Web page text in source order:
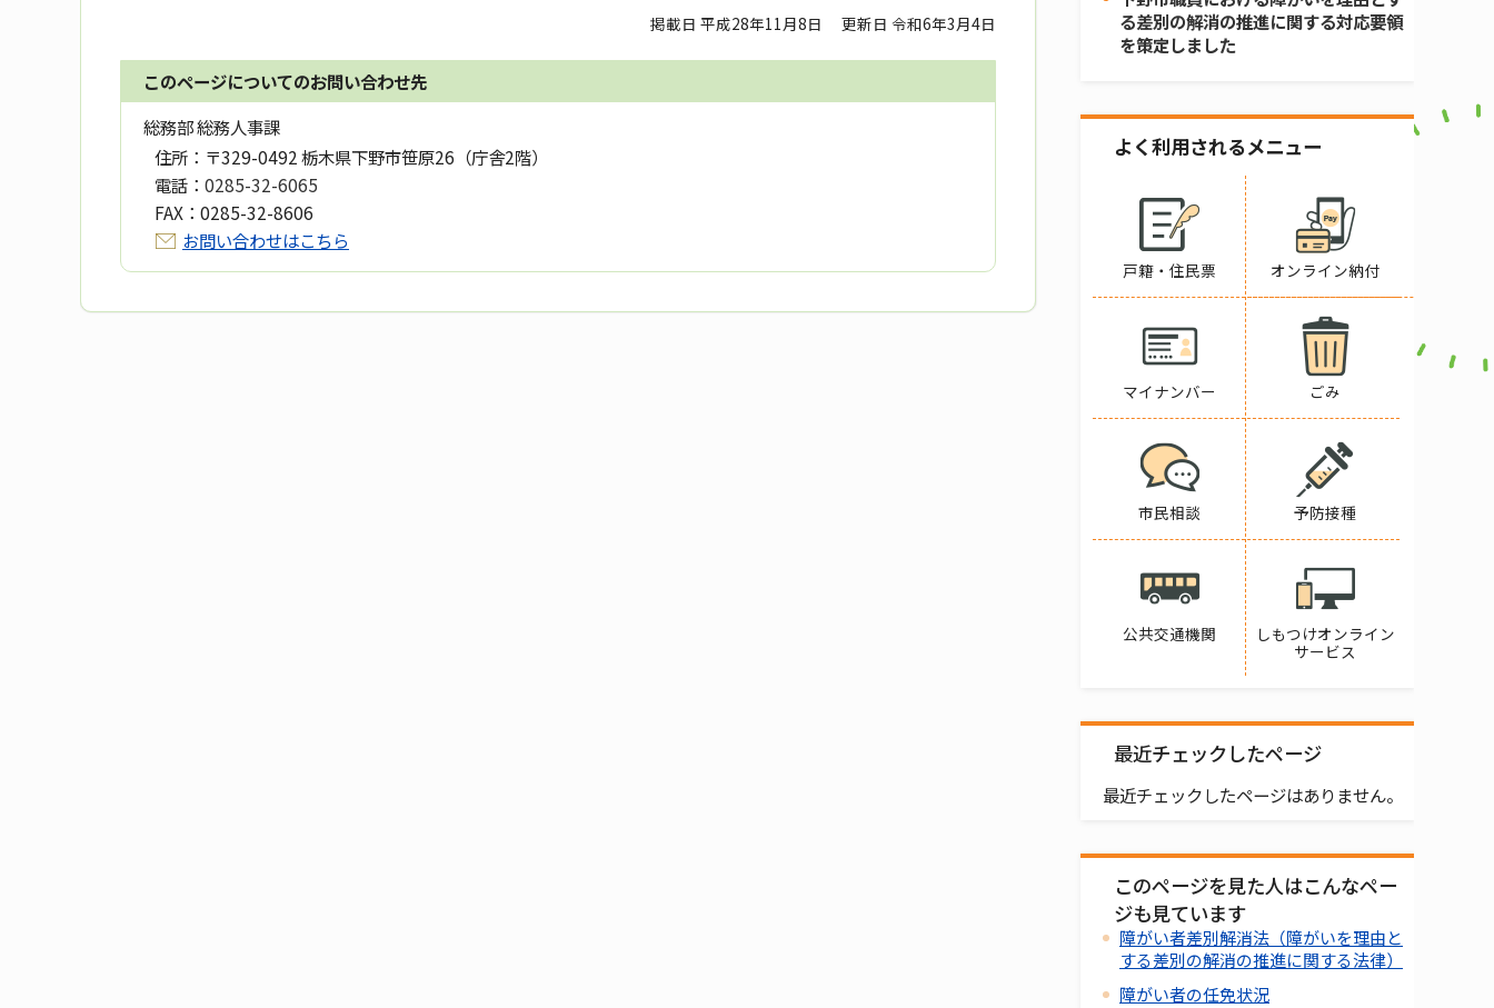
掲載日 平成28年11月8日 更新日 令和6年3月4日
このページについてのお問い合わせ先
総務部 総務人事課
住所： 〒329-0492 栃木県下野市笹原26（庁舎2階）
電話： 0285-32-6065
FAX： 0285-32-8606
お問い合わせはこちら
る差別の解消の推進に関する対応要領
を策定しました
よく利用されるメニュー
戸籍・住民票 オンライン納付
マイナンバー ごみ
市民相談 予防接種
公共交通機関
しもつけオンライン
サービス
最近チェックしたページ
最近チェックしたページはありません。
このページを見た人はこんなペー
ジも見ています
障がい者差別解消法（障がいを理由と
する差別の解消の推進に関する法律）
障がい者の任免状況